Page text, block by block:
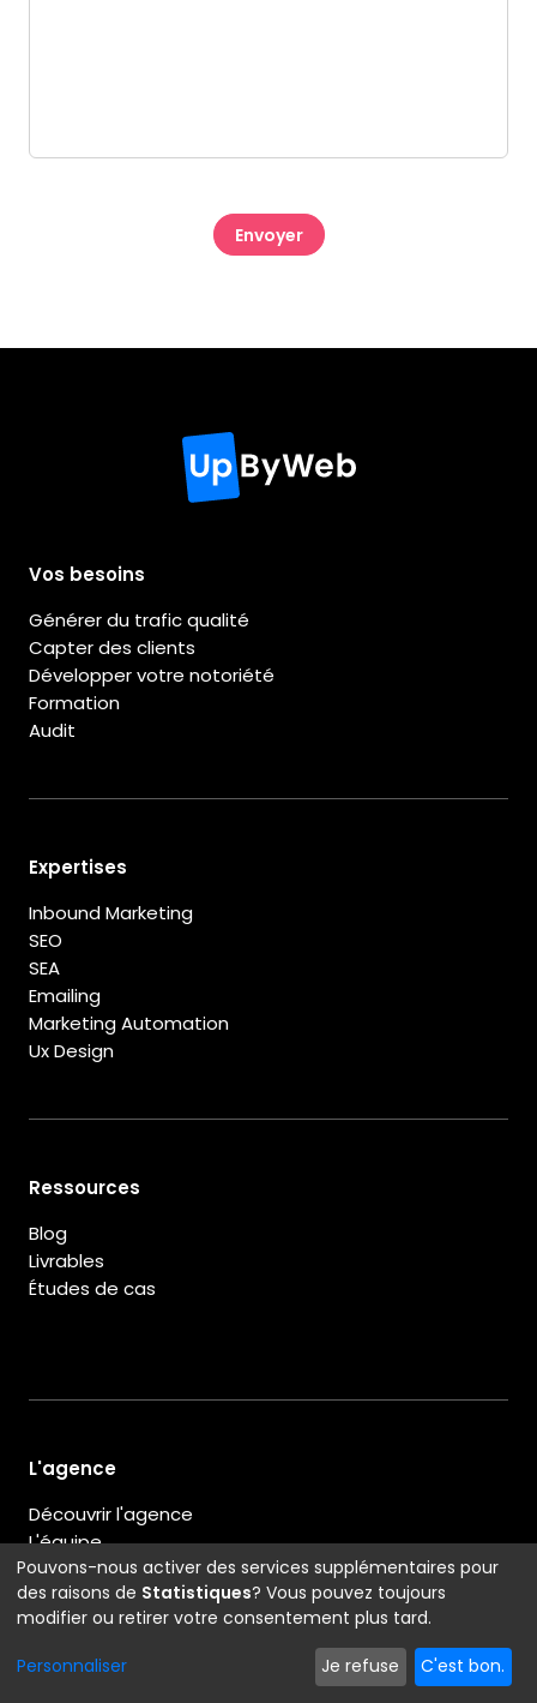
Vos besoins
Générer du trafic qualité
Capter des clients
Développer votre notoriété
Formation
Audit
Expertises
Inbound Marketing
SEO
SEA
Emailing
Marketing Automation
Ux Design
Ressources
Blog
Livrables
Études de cas
L'agence
Découvrir l'agence
L'équipe
Notre centre de formation
Pouvons-nous activer des services supplémentaires pour
des raisons de Statistiques? Vous pouvez toujours
modifier ou retirer votre consentement plus tard.
Personnaliser Je refuse C'est bon.